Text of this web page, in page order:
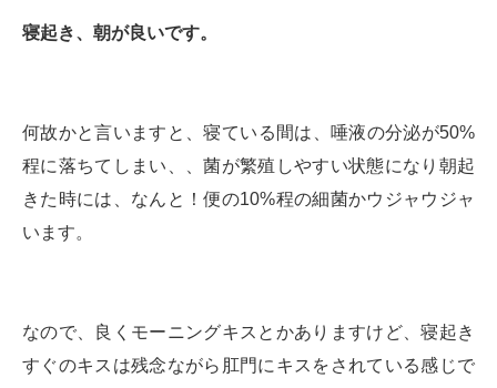
寝起き、朝が良いです。
何故かと言いますと、寝ている間は、唾液の分泌が50%
程に落ちてしまい、、菌が繁殖しやすい状態になり朝起
きた時には、なんと！便の10%程の細菌かウジャウジャ
います。
なので、良くモーニングキスとかありますけど、寝起き
すぐのキスは残念ながら肛門にキスをされている感じで